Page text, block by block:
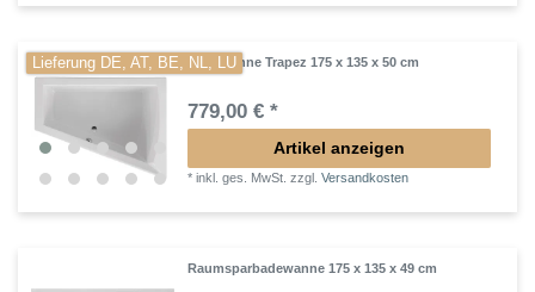
Lieferung DE, AT, BE, NL, LUBadewanne Trapez 175 x 135 x 50 cm
779,00 € *
Artikel anzeigen
*inkl. ges. MwSt. zzgl.Versandkosten
Raumsparbadewanne 175 x 135 x 49 cm